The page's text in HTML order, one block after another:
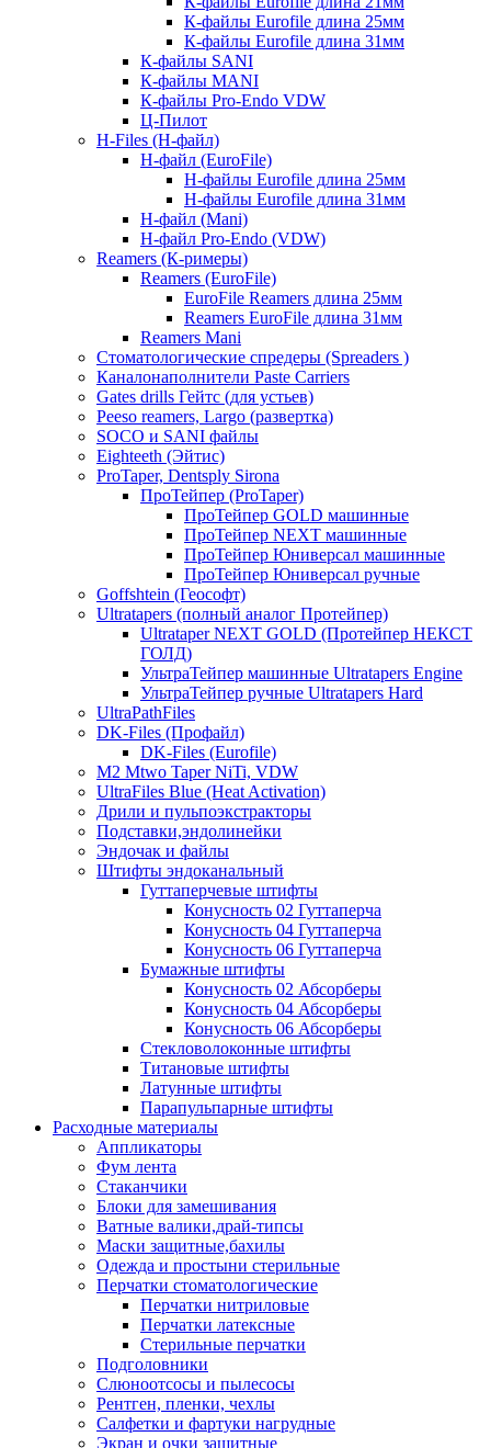
К-файлы Eurofile длина 25мм
К-файлы Eurofile длина 31мм
К-файлы SANI
К-файлы MANI
К-файлы Pro-Endo VDW
Ц-Пилот
H-Files (Н-файл)
Н-файл (EuroFile)
Н-файлы Eurofile длина 25мм
Н-файлы Eurofile длина 31мм
Н-файл (Mani)
Н-файл Pro-Endo (VDW)
Reamers (К-римеры)
Reamers (EuroFile)
EuroFile Reamers длина 25мм
Reamers EuroFile длина 31мм
Reamers Mani
Стоматологические спредеры (Spreaders )
Каналонаполнители Paste Carriers
Gates drills Гейтс (для устьев)
Peeso reamers, Largo (развертка)
SOCO и SANI файлы
Eighteeth (Эйтис)
ProTaper, Dentsply Sirona
ПроТейпер (ProTaper)
ПроТейпер GOLD машинные
ПроТейпер NEXT машинные
ПроТейпер Юниверсал машинные
ПроТейпер Юниверсал ручные
Goffshtein (Геософт)
Ultratapers (полный аналог Протейпер)
Ultrataper NEXT GOLD (Протейпер НЕКСТ
ГОЛД)
УльтраТейпер машинные Ultratapers Engine
УльтраТейпер ручные Ultratapers Hard
UltraPathFiles
DK-Files (Профайл)
DK-Files (Eurofile)
M2 Mtwo Taper NiTi, VDW
UltraFiles Blue (Heat Activation)
Дрили и пульпоэкстракторы
Подставки,эндолинейки
Эндочак и файлы
Штифты эндоканальный
Гуттаперчевые штифты
Конусность 02 Гуттаперча
Конусность 04 Гуттаперча
Конусность 06 Гуттаперча
Бумажные штифты
Конусность 02 Абсорберы
Конусность 04 Абсорберы
Конусность 06 Абсорберы
Стекловолоконные штифты
Титановые штифты
Латунные штифты
Парапульпарные штифты
Расходные материалы
Аппликаторы
Фум лента
Стаканчики
Блоки для замешивания
Ватные валики,драй-типсы
Маски защитные,бахилы
Одежда и простыни стерильные
Перчатки стоматологические
Перчатки нитриловые
Перчатки латексные
Стерильные перчатки
Подголовники
Слюноотсосы и пылесосы
Рентген, пленки, чехлы
Салфетки и фартуки нагрудные
Экран и очки защитные